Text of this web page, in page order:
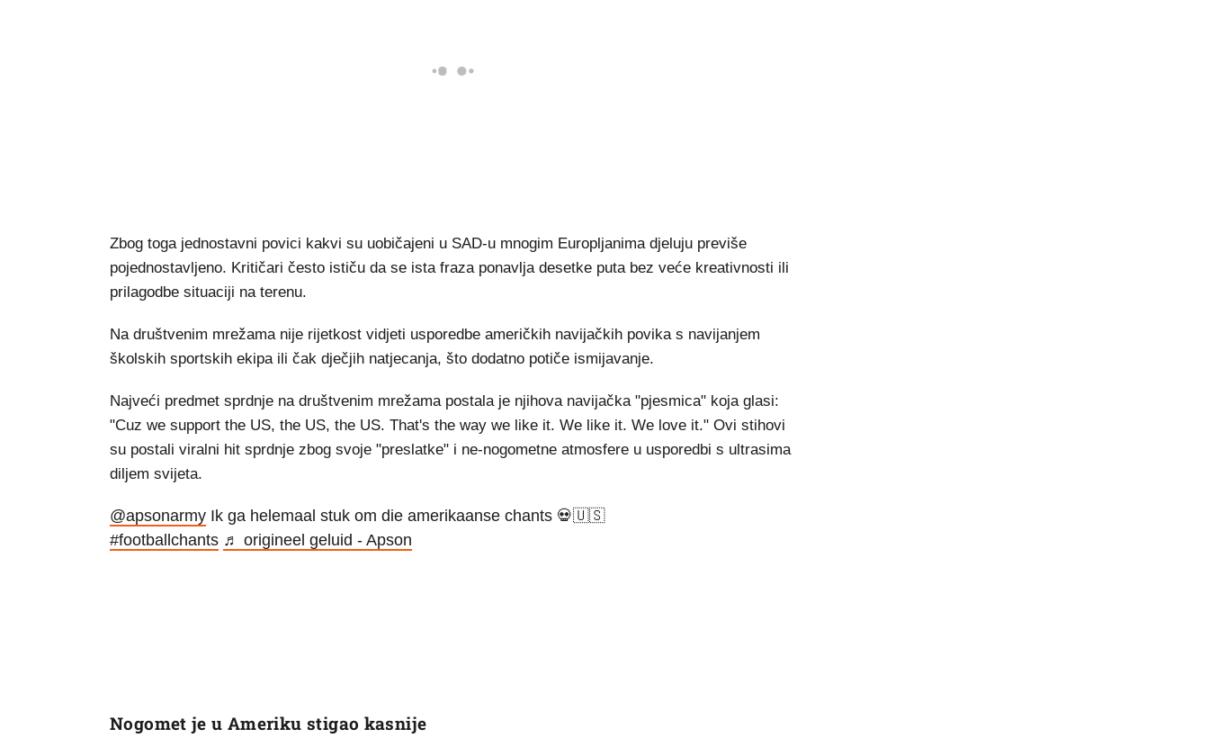
Zbog toga jednostavni povici kakvi su uobičajeni u SAD-u mnogim Europljanima djeluju previše
pojednostavljeno. Kritičari često ističu da se ista fraza ponavlja desetke puta bez veće kreativnosti ili
prilagodbe situaciji na terenu.
Na društvenim mrežama nije rijetkost vidjeti usporedbe američkih navijačkih povika s navijanjem
školskih sportskih ekipa ili čak dječjih natjecanja, što dodatno potiče ismijavanje.
Najveći predmet sprdnje na društvenim mrežama postala je njihova navijačka "pjesmica" koja glasi:
"Cuz we support the US, the US, the US. That's the way we like it. We like it. We love it." Ovi stihovi
su postali viralni hit sprdnje zbog svoje "preslatke" i ne-nogometne atmosfere u usporedbi s ultrasima
diljem svijeta.
@apsonarmy Ik ga helemaal stuk om die amerikaanse chants 💀🇺🇸
#footballchants ♬ origineel geluid - Apson
Nogomet je u Ameriku stigao kasnije